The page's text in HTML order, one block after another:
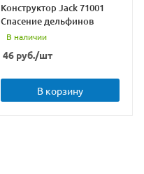
Конструктор Jack 71001
Спасение дельфинов
В наличии
46руб./шт
В корзину